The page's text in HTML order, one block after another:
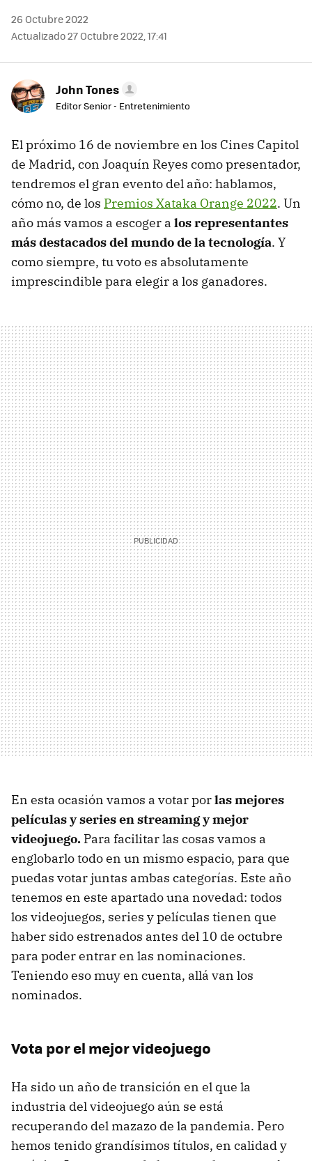
26 Octubre 2022
Actualizado 27 Octubre 2022, 17:41
John Tones
Editor Senior - Entretenimiento
El próximo 16 de noviembre en los Cines Capitol
de Madrid, con Joaquín Reyes como presentador,
tendremos el gran evento del año: hablamos,
cómo no, de los Premios Xataka Orange 2022. Un
año más vamos a escoger a los representantes
más destacados del mundo de la tecnología. Y
como siempre, tu voto es absolutamente
imprescindible para elegir a los ganadores.
En esta ocasión vamos a votar porlas mejores
películas y series en streaming y mejor
videojuego. Para facilitar las cosas vamos a
englobarlo todo en un mismo espacio, para que
puedas votar juntas ambas categorías. Este año
tenemos en este apartado una novedad: todos
los videojuegos, series y películas tienen que
haber sido estrenados antes del 10 de octubre
para poder entrar en las nominaciones.
Teniendo eso muy en cuenta, allá van los
nominados.
Vota por el mejor videojuego
Ha sido un año de transición en el que la
industria del videojuego aún se está
recuperando del mazazo de la pandemia. Pero
hemos tenido grandísimos títulos, en calidad y